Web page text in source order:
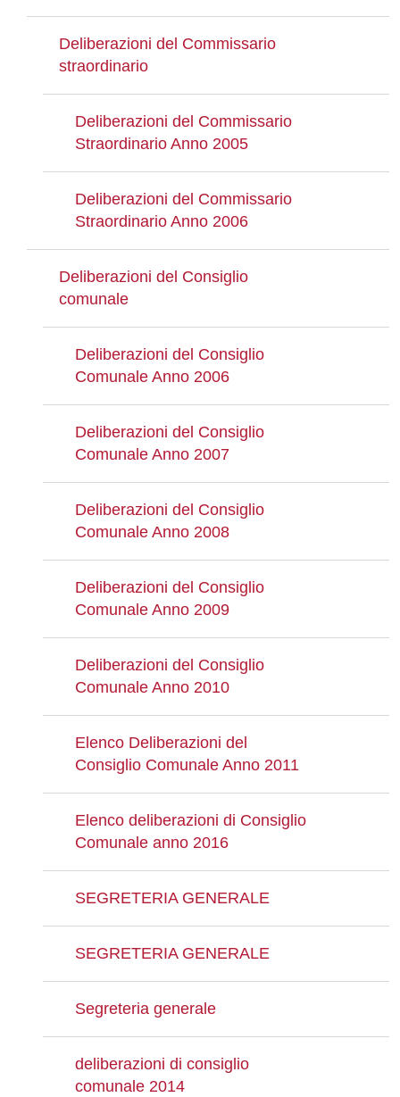
Deliberazioni del Commissario
straordinario
Deliberazioni del Commissario
Straordinario Anno 2005
Deliberazioni del Commissario
Straordinario Anno 2006
Deliberazioni del Consiglio
comunale
Deliberazioni del Consiglio
Comunale Anno 2006
Deliberazioni del Consiglio
Comunale Anno 2007
Deliberazioni del Consiglio
Comunale Anno 2008
Deliberazioni del Consiglio
Comunale Anno 2009
Deliberazioni del Consiglio
Comunale Anno 2010
Elenco Deliberazioni del
Consiglio Comunale Anno 2011
Elenco deliberazioni di Consiglio
Comunale anno 2016
SEGRETERIA GENERALE
SEGRETERIA GENERALE
Segreteria generale
deliberazioni di consiglio
comunale 2014